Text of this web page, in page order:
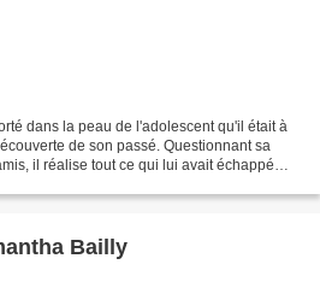
dans la peau de l'adolescent qu'il était à
de son passé. Questionnant sa
il réalise tout ce qui lui avait échappé
Bailly